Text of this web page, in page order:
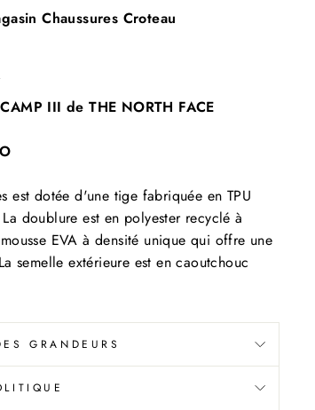
Chaussures Croteau
III de THE NORTH FACE
est dotée d'une tige fabriquée en TPU
doublure est en polyester recyclé à
EVA à densité unique qui offre une
semelle extérieure est en caoutchouc
GRANDEURS